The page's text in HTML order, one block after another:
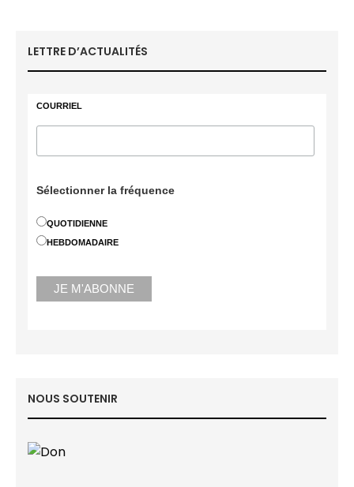
LETTRE D’ACTUALITÉS
COURRIEL
Sélectionner la fréquence
QUOTIDIENNE
HEBDOMADAIRE
NOUS SOUTENIR